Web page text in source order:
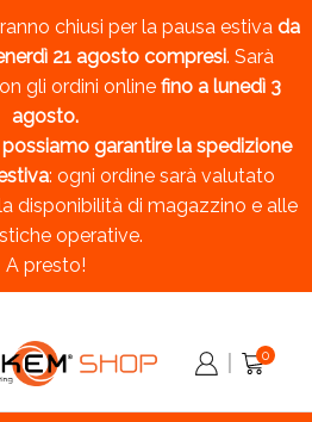
chiusi per la pausa estiva da
21 agosto compresi. Sarà
gli ordini online fino a lunedì 3
agosto.
garantire la spedizione
: ogni ordine sarà valutato
disponibilità di magazzino e alle
operative.
A presto!
0